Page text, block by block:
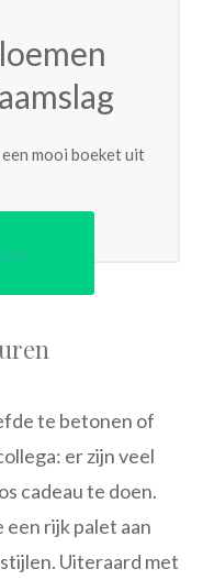
mooi boeket uit
te betonen of
er zijn veel
cadeau te doen.
een rijk palet aan
Uiteraard met